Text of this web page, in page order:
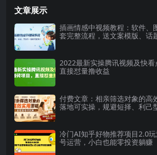
文章展示
插画情感中视频教程：软件、
套完整流程，送文案模版、话
2022最新实操腾讯视频及快看
直接怼量撸收益
付费文章：相亲筛选对象的高
落地可实操，规避短择、利己
冷门AI知乎好物推荐项目2.0
号运营，小白也能零投资躺赚